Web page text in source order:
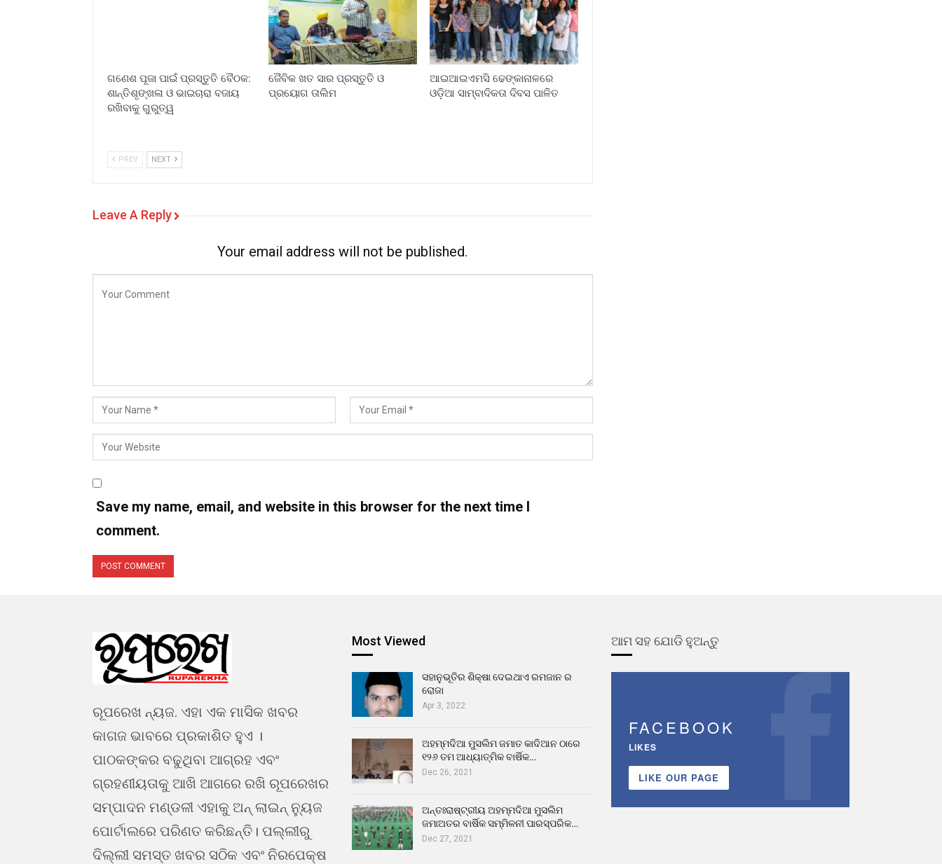
ଗଣେଶ ପୂଜା ପାଇଁ ପ୍ରସ୍ତୁତି ବୈଠକ:
ଶାନ୍ତିଶୃଙ୍ଖଳା ଓ ଭାଇଚାରା ବଜାୟ
ରଖିବାକୁ ଗୁରୁତ୍ୱ
ଜୈବିକ ଖତ ସାର ପ୍ରସ୍ତୁତି ଓ
ପ୍ରୟୋଗ ତାଲିମ
ଆଇଆଇଏମସି ଢେଙ୍କାନାଳରେ
ଓଡ଼ିଆ ସାମ୍ବାଦିକତା ଦିବସ ପାଳିତ
PREV NEXT
Leave A Reply
Your email address will not be published.
Save my name, email, and website in this browser for the next time I
comment.
ରୂପରେଖ ନ୍ୟଜ. ଏହା ଏକ ମାସିକ ଖବର
କାଗଜ ଭାବରେ ପ୍ରକାଶିତ ହୁଏ ।
ପାଠକଙ୍କର ବଢୁଥିବା ଆଗ୍ରହ ଏବଂ
ଗ୍ରହଣୀୟତାକୁ ଆଖି ଆଗରେ ରଖି ରୂପରେଖର
ସମ୍ପାଦନ ମଣ୍ଡଳୀ ଏହାକୁ ଅନ୍ ଲାଇନ୍ ନ୍ୟୁଜ
ପୋର୍ଟାଲରେ ପରିଣତ କରିଛନ୍ତି। ପଲ୍ଲୀରୁ
ଦିଲ୍ଲୀ ସମସ୍ତ ଖବର ସଠିକ ଏବଂ ନିରପେକ୍ଷ
Most Viewed
ସହାନୁଭୂତିର ଶିକ୍ଷା ଦେଇଥାଏ ରମଜାନ ର
ରୋଜା
Apr 3, 2022
ଅହମ୍ମଦିଆ ମୁସଲିମ ଜମାତ କାଦିଆନ ଠାରେ
୧୨୬ ତମ ଆଧ୍ୟାତ୍ମିକ ବାର୍ଷିକ…
Dec 26, 2021
ଅନ୍ତଃରାଷ୍ଟ୍ରୀୟ ଅହମ୍ମଦିଆ ମୁସଲିମ
ଜମାଅତର ବାର୍ଷିକ ସମ୍ମିଳନୀ ପାରସ୍ପରିକ…
Dec 27, 2021
ଆମ ସହ ଯୋଡି ହୁଅନ୍ତୁ
FACEBOOK
LIKES
LIKE OUR PAGE